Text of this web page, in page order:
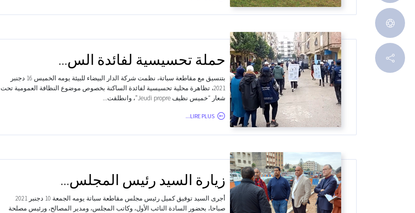
حملة تحسيسية لفائدة الس...
بتنسيق مع مقاطعة سباتة، نظمت شركة الدار البيضاء للبيئة يومه الخميس 16 دجنبر
2021، تظاهرة محلية تحسيسية لفائدة الساكنة بخصوص موضوع النظافة العمومية تحت
شعار “خميس نظيف Jeudi propre”، وانطلقت...
LIRE PLUS...
زيارة السيد رئيس المجلس...
أجرى السيد توفيق كميل رئيس مجلس مقاطعة سباتة يومه الجمعة 10 دجنبر 2021
صباحا، بحضور السادة النائب الأول، وكاتب المجلس، ومدير المصالح، ورئيس مصلحة